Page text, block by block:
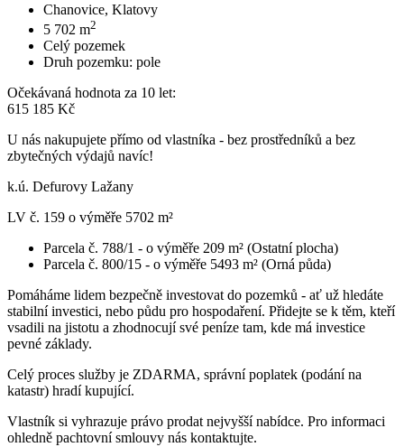
Chanovice, Klatovy
5 702 m2
Celý pozemek
Druh pozemku: pole
Očekávaná hodnota za 10 let:
615 185 Kč
U nás nakupujete přímo od vlastníka - bez prostředníků a bez
zbytečných výdajů navíc!
k.ú. Defurovy Lažany
LV č. 159 o výměře 5702 m²
Parcela č. 788/1 - o výměře 209 m² (Ostatní plocha)
Parcela č. 800/15 - o výměře 5493 m² (Orná půda)
Pomáháme lidem bezpečně investovat do pozemků - ať už hledáte
stabilní investici, nebo půdu pro hospodaření. Přidejte se k těm, kteří
vsadili na jistotu a zhodnocují své peníze tam, kde má investice
pevné základy.
Celý proces služby je ZDARMA, správní poplatek (podání na
katastr) hradí kupující.
Vlastník si vyhrazuje právo prodat nejvyšší nabídce. Pro informaci
ohledně pachtovní smlouvy nás kontaktujte.